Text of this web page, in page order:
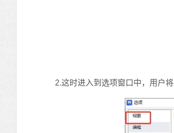
2.这时进入到选项窗口中，用户将